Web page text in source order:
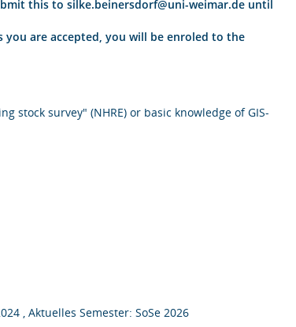
this to silke.beinersdorf@uni-weimar.de until
you are accepted, you will be enroled to the
stock survey" (NHRE) or basic knowledge of GIS-
, Aktuelles Semester: SoSe 2026